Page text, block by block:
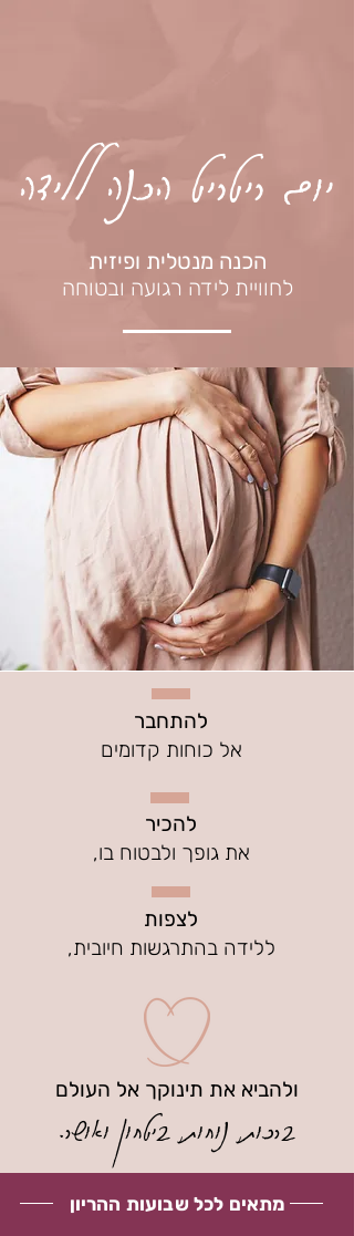
הכנה מנטלית ופיזית
לחוויית לידה רגועה ובטוחה
יום ריטריט הכנה ללידה
להתחבר
אל כוחות קדומים
להכיר
את גופך ולבטוח בו,
לצפות
ללידה בהתרגשות חיובית,
ברכות, נוחות, ביטחון ואושר.
ולהביא את תינוקך אל העולם
מתאים לכל שבועות ההריון